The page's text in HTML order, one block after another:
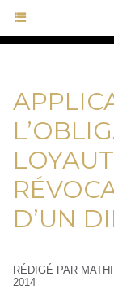
D’UN
RÉDIGÉ PAR
2014